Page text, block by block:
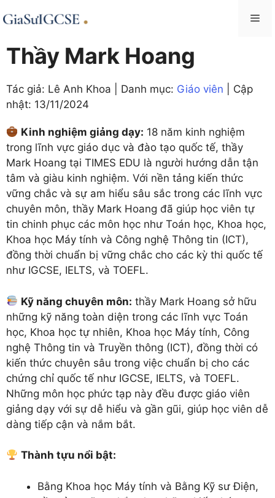
to
Thầy Mark Hoang
Tác giả: Lê Anh Khoa | Danh mục: Giáo viên | Cập
nhật: 13/11/2024
Kinh nghiệm giảng dạy: 18 năm kinh nghiệm
trong lĩnh vực giáo dục và đào tạo quốc tế, thầy
Mark Hoang tại TIMES EDU là người hướng dẫn tận
tâm và giàu kinh nghiệm. Với nền tảng kiến thức
vững chắc và sự am hiểu sâu sắc trong các lĩnh vực
chuyên môn, thầy Mark Hoang đã giúp học viên tự
tin chinh phục các môn học như Toán học, Khoa học,
Khoa học Máy tính và Công nghệ Thông tin (ICT),
đồng thời chuẩn bị vững chắc cho các kỳ thi quốc tế
như IGCSE, IELTS, và TOEFL.
Kỹ năng chuyên môn: thầy Mark Hoang sở hữu
những kỹ năng toàn diện trong các lĩnh vực Toán
học, Khoa học tự nhiên, Khoa học Máy tính, Công
nghệ Thông tin và Truyền thông (ICT), đồng thời có
kiến thức chuyên sâu trong việc chuẩn bị cho các
chứng chỉ quốc tế như IGCSE, IELTS, và TOEFL.
Những môn học phức tạp này đều được giáo viên
giảng dạy với sự dễ hiểu và gần gũi, giúp học viên dễ
dàng tiếp cận và nắm bắt.
Thành tựu nổi bật:
Bằng Khoa học Máy tính và Bằng Kỹ sư Điện,